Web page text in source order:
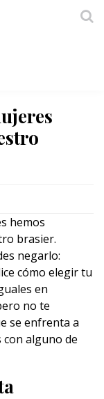
hemos
brasier.
negarlo:
cómo elegir tu
en
no te
se enfrenta a
alguno de